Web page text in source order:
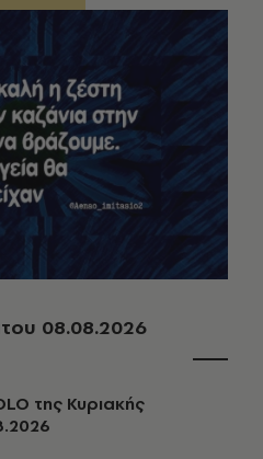
08.08.2026
της Κυριακής